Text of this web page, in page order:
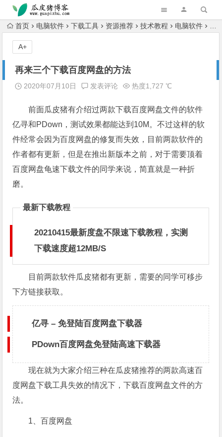
跳转到主内容
首页 电脑软件 下载工具 资源推荐 技术教程 电脑软件
再来三个下载百度网盘的方法
2020年07月10日 发表评论 热度1,727 ℃
前面瓜皮猪有介绍过两款下载百度网盘文件的软件
亿寻和PDown，测试效果都能达到10M。不过这样的软
件经常会因为百度网盘的修复而失效，目前两款软件的
作者都有更新，但是在推出新版本之前，对于需要顶着
百度网盘龟速下载文件的同学来说，简直就是一种折
磨。
最新下载教程
20210415最新度盘不限速下载教程，实测
下载速度超12MB/S
目前两款软件瓜皮猪都有更新，需要的同学可移步
下方链接获取。
亿寻 – 免登陆百度网盘下载器
PDown百度网盘免登陆高速下载器
现在就为大家介绍三种在瓜皮猪推荐的两款高速百
度网盘下载工具失效的情况下，下载百度网盘文件的方
法。
1、百度网盘
A+